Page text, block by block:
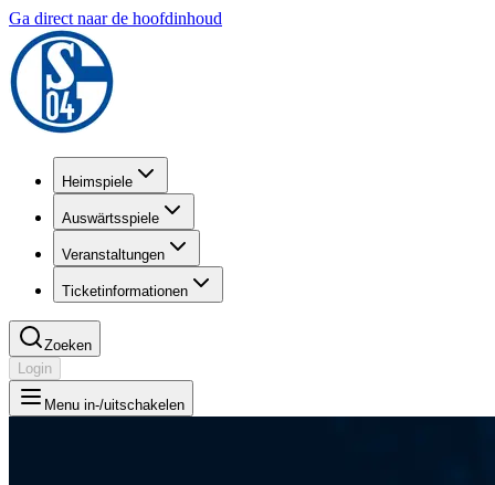
Ga direct naar de hoofdinhoud
Heimspiele
Auswärtsspiele
Veranstaltungen
Ticketinformationen
Zoeken
Login
Menu in-/uitschakelen